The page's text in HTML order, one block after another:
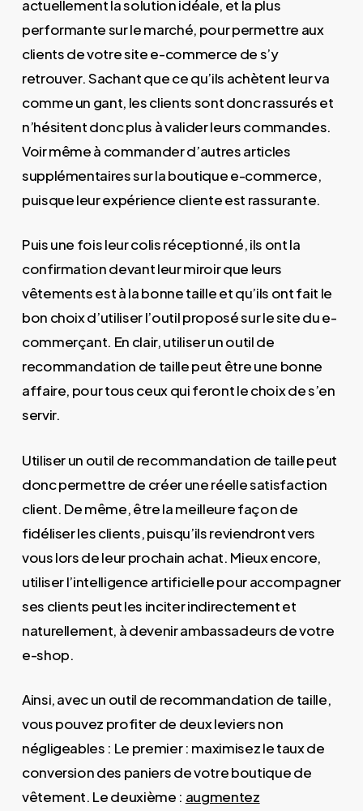
actuellement la solution idéale, et la plus
performante sur le marché, pour permettre aux
clients de votre site e-commerce de s’y
retrouver. Sachant que ce qu’ils achètent leur va
comme un gant, les clients sont donc rassurés et
n’hésitent donc plus à valider leurs commandes.
Voir même à commander d’autres articles
supplémentaires sur la boutique e-commerce,
puisque leur expérience cliente est rassurante.
Puis une fois leur colis réceptionné, ils ont la
confirmation devant leur miroir que leurs
vêtements est à la bonne taille et qu’ils ont fait le
bon choix d’utiliser l’outil proposé sur le site du e-
commerçant. En clair, utiliser un outil de
recommandation de taille peut être une bonne
affaire, pour tous ceux qui feront le choix de s’en
servir.
Utiliser un outil de recommandation de taille peut
donc permettre de créer une réelle satisfaction
client. De même, être la meilleure façon de
fidéliser les clients, puisqu’ils reviendront vers
vous lors de leur prochain achat. Mieux encore,
utiliser l’intelligence artificielle pour accompagner
ses clients peut les inciter indirectement et
naturellement, à devenir ambassadeurs de votre
e-shop.
Ainsi, avec un outil de recommandation de taille,
vous pouvez profiter de deux leviers non
négligeables : Le premier : maximisez le taux de
conversion des paniers de votre boutique de
vêtement. Le deuxième : augmentez